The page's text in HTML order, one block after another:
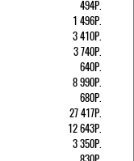
494Р.
1 496Р.
3 410Р.
3 740Р.
640Р.
8 990Р.
680Р.
27 417Р.
12 643Р.
3 350Р.